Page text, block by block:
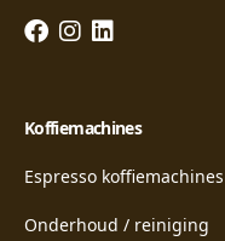
Koffiemachines
Espresso koffiemachines
Onderhoud / reiniging